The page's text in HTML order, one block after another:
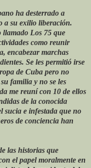
ha desterrado a
a su exilio liberación.
llamado Los 75 que
como reunir
encabezar marchas
Se les permitió irse
de Cuba pero no
familia y no se les
me reuní con 10 de ellos
de la conocida
sucia e infestada que no
de conciencia han
las historias que
el papel moralmente en